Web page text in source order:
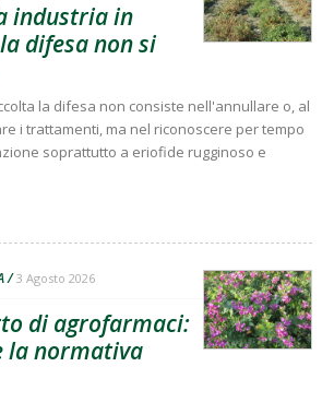
industria in
difesa non si
la difesa non consiste nell'annullare o, al
i trattamenti, ma nel riconoscere per tempo
soprattutto a eriofide rugginoso e
3 Agosto 2026
di agrofarmaci:
la normativa